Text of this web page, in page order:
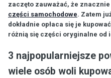
zaczęto zauważać, że
części samochodowe. Zatem
dokładnie opłaca się je
różnią się części oryginalne od
3 najpopularniejsze
wiele osób woli